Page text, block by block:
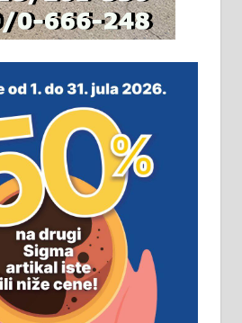
нова,
површине 160
8 ари у Зеленом
Могућа
584
ОГЛАСИ
Рудник
запошљава 20
Услови:
пожељно радно
истим и сличним
не и неопходан
смештај,
032/57-41-122 –